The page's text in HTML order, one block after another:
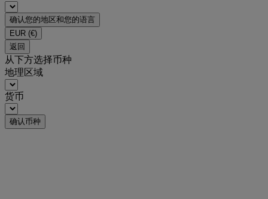
确认您的地区和您的语言
EUR (€)
返回
从下方选择币种
地理区域
货币
确认币种